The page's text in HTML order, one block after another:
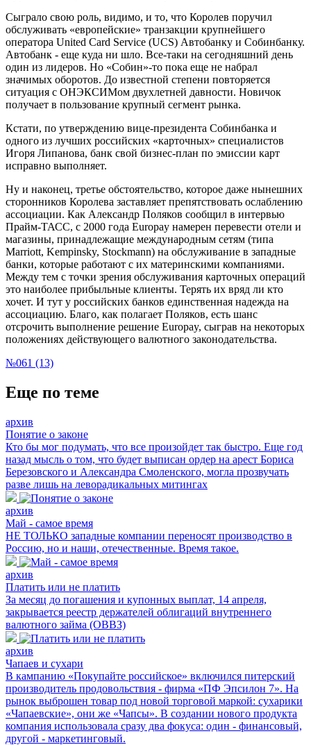
Сыграло свою роль, видимо, и то, что Королев поручил
обслуживать «европейские» транзакции крупнейшего
оператора United Card Service (UCS) Автобанку и Собинбанку.
Автобанк - еще куда ни шло. Все-таки на сегодняшний день
один из лидеров. Но «Собин»-то пока еще не набрал
значимых оборотов. До известной степени повторяется
ситуация с ОНЭКСИМом двухлетней давности. Новичок
получает в пользование крупный сегмент рынка.
Кстати, по утверждению вице-президента Собинбанка и
одного из лучших российских «карточных» специалистов
Игоря Липанова, банк свой бизнес-план по эмиссии карт
исправно выполняет.
Ну и наконец, третье обстоятельство, которое даже нынешних
сторонников Королева заставляет препятствовать ослаблению
ассоциации. Как Александр Поляков сообщил в интервью
Прайм-ТАСС, с 2000 года Europay намерен перевести отели и
магазины, принадлежащие международным сетям (типа
Marriott, Kempinsky, Stockmann) на обслуживание в западные
банки, которые работают с их материнскими компаниями.
Между тем с точки зрения обслуживания карточных операций
это наиболее прибыльные клиенты. Терять их вряд ли кто
хочет. И тут у российских банков единственная надежда на
ассоциацию. Благо, как полагает Поляков, есть шанс
отсрочить выполнение решение Europay, сыграв на некоторых
положениях действующего валютного законодательства.
№061 (13)
Еще по теме
архив
Понятие о законе
Кто бы мог подумать, что все произойдет так быстро. Еще год
назад мысль о том, что будет выписан ордер на арест Бориса
Березовского и Александра Смоленского, могла прозвучать
разве лишь на леворадикальных митингах
архив
Май - самое время
НЕ ТОЛЬКО западные компании переносят производство в
Россию, но и наши, отечественные. Время такое.
архив
Платить или не платить
За месяц до погашения и купонных выплат, 14 апреля,
закрывается реестр держателей облигаций внутреннего
валютного займа (ОВВЗ)
архив
Чапаев и сухари
В кампанию «Покупайте российское» включился питерский
производитель продовольствия - фирма «ПФ Эпсилон 7». На
рынок выброшен товар под новой торговой маркой: сухарики
«Чапаевские», они же «Чапсы». В создании нового продукта
компания использовала сразу два фокуса: один - финансовый,
другой - маркетинговый.